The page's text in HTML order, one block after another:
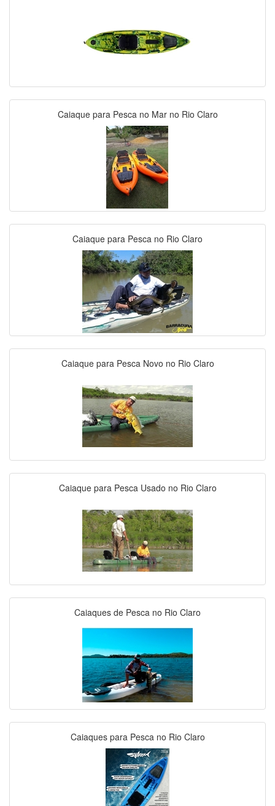
Caiaque para Pesca no Mar no Rio Claro
Caiaque para Pesca no Rio Claro
Caiaque para Pesca Novo no Rio Claro
Caiaque para Pesca Usado no Rio Claro
Caiaques de Pesca no Rio Claro
Caiaques para Pesca no Rio Claro